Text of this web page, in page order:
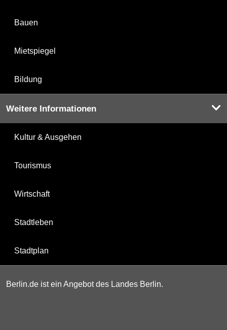
Bauen
Mietspiegel
Bildung
Weitere Informationen
Kultur & Ausgehen
Tourismus
Wirtschaft
Stadtleben
Stadtplan
Berlin.de ist ein Angebot des Landes Berlin.